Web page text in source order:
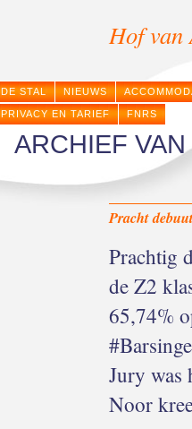
Hof van
DE STAL NIEUWS
PRIVACY EN TARIEF FNRS
ARCHIEF
Pracht
Prachtig
de Z2
65,74%
Jury was
Noor